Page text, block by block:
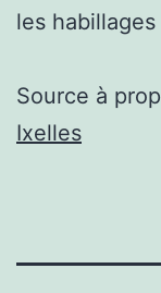
les
Source à
Ixelles